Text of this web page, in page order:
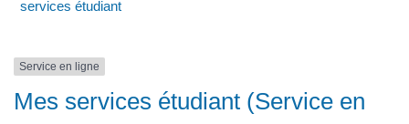
services étudiant
Service en ligne
Mes services étudiant (Service en